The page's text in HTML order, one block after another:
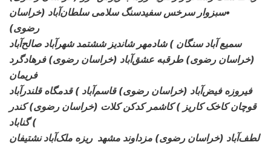
•سبزوار سرخس سفیدسنگ سلامی سلطان‌آباد (خراسان
رضوی)
سمیع آباد سنگان ) شادمهرشاندیز ششتمد شهرآباد صالح‌آباد
(خراسان رضوی) طرقبه عشق‌آباد (خراسان رضوی) فرهادگرد
فریمان
فیروزه فیض‌آباد (خراسان رضوی) قاسم‌آباد ) قدمگاه قلندرآباد
قوچان کاخک کاریز ) کاشمر کدکن کلات (خراسان رضوی) کندر
) گناباد
لطف‌آباد (خراسان رضوی) مزداوند مشهد ریزه ملک‌آباد نشتیفان